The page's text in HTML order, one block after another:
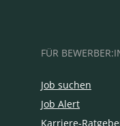
FÜR
Job suchen
Job Alert
Karriere-